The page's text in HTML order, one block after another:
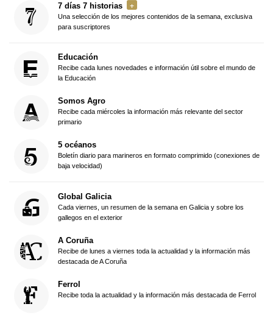
7 días 7 historias
Una selección de los mejores contenidos de la semana, exclusiva
para suscriptores
Educación
Recibe cada lunes novedades e información útil sobre el mundo de
la Educación
Somos Agro
Recibe cada miércoles la información más relevante del sector
primario
5 océanos
Boletín diario para marineros en formato comprimido (conexiones de
baja velocidad)
Global Galicia
Cada viernes, un resumen de la semana en Galicia y sobre los
gallegos en el exterior
A Coruña
Recibe de lunes a viernes toda la actualidad y la información más
destacada de A Coruña
Ferrol
Recibe toda la actualidad y la información más destacada de Ferrol